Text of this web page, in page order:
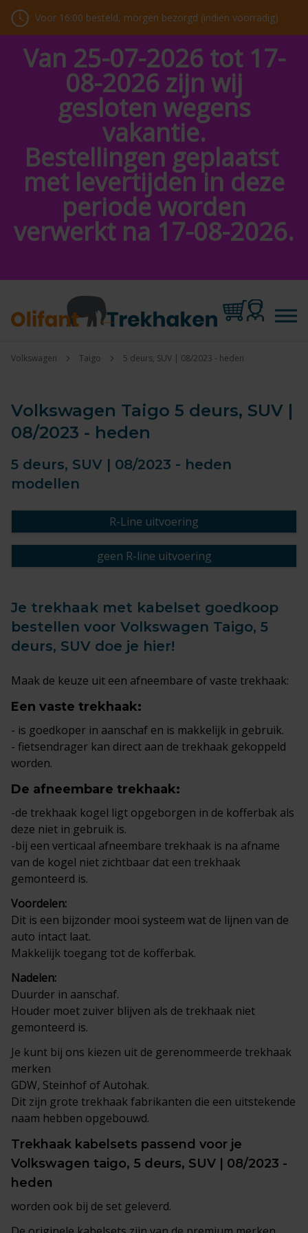
Voor 16:00 besteld, morgen bezorgd (indien voorradig)
Van 25-07-2026 tot 17-
08-2026 zijn wij
gesloten wegens
vakantie.
Bestellingen geplaatst
met levertijden in deze
periode worden
verwerkt na 17-08-2026.
Volkswagen Taigo 5 deurs, SUV | 08/2023 - heden
Volkswagen Taigo 5 deurs, SUV |
08/2023 - heden
5 deurs, SUV | 08/2023 - heden
modellen
R-Line uitvoering
geen R-line uitvoering
Je trekhaak met kabelset goedkoop
bestellen voor Volkswagen Taigo, 5
deurs, SUV doe je hier!
Maak de keuze uit een afneembare of vaste trekhaak:
Een vaste trekhaak:
- is goedkoper in aanschaf en is makkelijk in gebruik.
- fietsendrager kan direct aan de trekhaak gekoppeld
worden.
De afneembare trekhaak:
-de trekhaak kogel ligt opgeborgen in de kofferbak als
deze niet in gebruik is.
-bij een verticaal afneembare trekhaak is na afname
van de kogel niet zichtbaar dat een trekhaak
gemonteerd is.
Voordelen:
Dit is een bijzonder mooi systeem wat de lijnen van de
auto intact laat.
Makkelijk toegang tot de kofferbak.
Nadelen:
Duurder in aanschaf.
Houder moet zuiver blijven als de trekhaak niet
gemonteerd is.
Je kunt bij ons kiezen uit de gerenommeerde trekhaak
merken
GDW, Steinhof of Autohak.
Dit zijn grote trekhaak fabrikanten die een uitstekende
naam hebben opgebouwd.
Trekhaak kabelsets passend voor je
Volkswagen taigo, 5 deurs, SUV | 08/2023 -
heden
worden ook bij de set geleverd.